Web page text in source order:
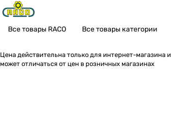
Все товары RACO Все товары категории
Цена действительна только для интернет-магазина и
может отличаться от цен в розничных магазинах